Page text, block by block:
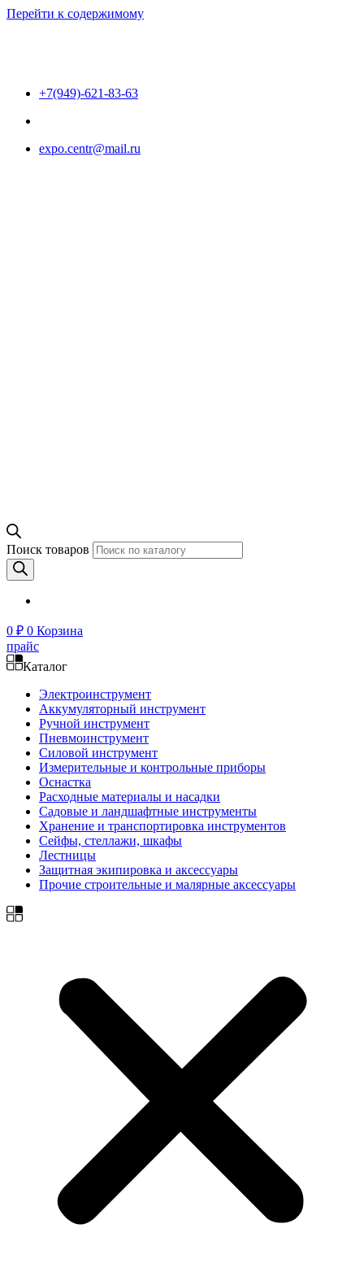
Перейти к содержимому
+7(949)-621-83-63
expo.centr@mail.ru
Поиск товаров
0 ₽ 0 Корзина
прайс
Каталог
Электроинструмент
Аккумуляторный инструмент
Ручной инструмент
Пневмоинструмент
Силовой инструмент
Измерительные и контрольные приборы
Оснастка
Расходные материалы и насадки
Садовые и ландшафтные инструменты
Хранение и транспортировка инструментов
Сейфы, стеллажи, шкафы
Лестницы
Защитная экипировка и аксессуары
Прочие строительные и малярные аксессуары